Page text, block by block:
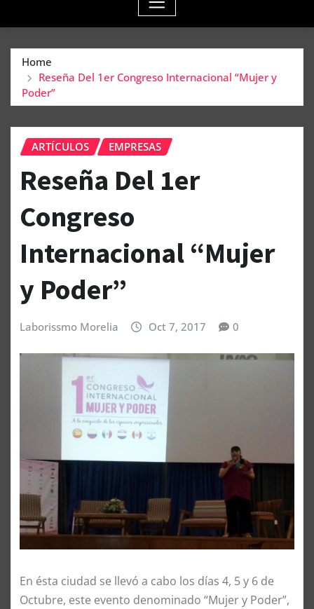
Home
Reseña Del 1er Congreso Internacional “Mujer y
Poder”
ARTÍCULOS EMPRESAS
Reseña Del 1er
Congreso
Internacional “Mujer
y Poder”
Laborissmo Morelia Oct 7, 2017 0
En ésta ciudad se llevó a cabo los días 4, 5 y 6 de
Octubre, este evento denominado “Mujer y Poder”,